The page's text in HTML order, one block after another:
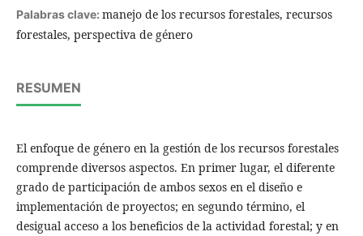
Palabras clave: manejo de los recursos forestales, recursos
forestales, perspectiva de género
RESUMEN
El enfoque de género en la gestión de los recursos forestales
comprende diversos aspectos. En primer lugar, el diferente
grado de participación de ambos sexos en el diseño e
implementación de proyectos; en segundo término, el
desigual acceso a los beneficios de la actividad forestal; y en